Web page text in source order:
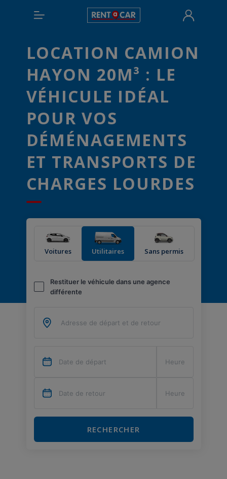
LOCATION CAMION
HAYON 20M³ : LE
VÉHICULE IDÉAL
POUR VOS
DÉMÉNAGEMENTS
ET TRANSPORTS DE
CHARGES LOURDES
Voitures Utilitaires Sans permis
Restituer le véhicule dans une agence
différente
RECHERCHER